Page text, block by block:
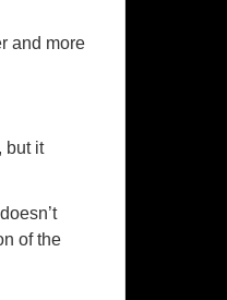
and more
but it
of the